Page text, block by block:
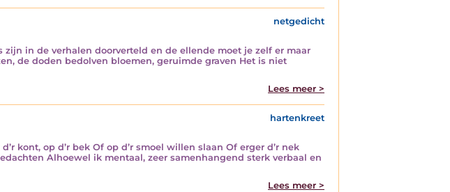
netgedicht
in de verhalen doorverteld en de ellende moet je zelf er maar
de doden bedolven bloemen, geruimde graven Het is niet
Lees meer >
hartenkreet
kont, op d’r bek Of op d’r smoel willen slaan Of erger d’r nek
Alhoewel ik mentaal, zeer samenhangend sterk verbaal en
Lees meer >